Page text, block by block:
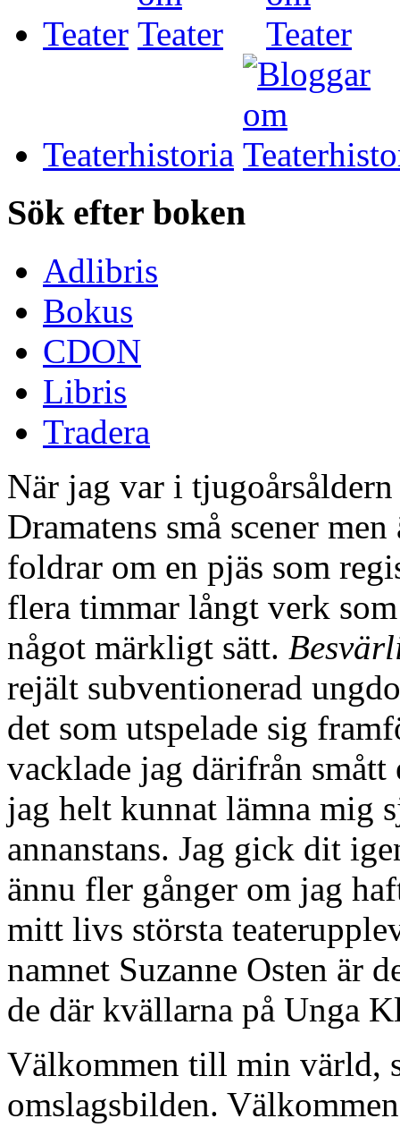
Teater
Teaterhistoria
Sök efter boken
Adlibris
Bokus
CDON
Libris
Tradera
När jag var i
Dramatens små scener
foldrar om en pjäs som
flera timmar långt verk
något märkligt sätt.
rejält subventionerad
det som utspelade sig
vacklade jag därifrån
jag helt kunnat lämna mig
annanstans. Jag gick dit
ännu fler gånger om jag
mitt livs största
namnet Suzanne Osten är
de där kvällarna på Unga
Välkommen till min värld,
omslagsbilden.